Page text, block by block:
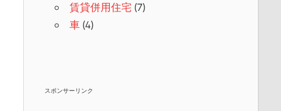
賃貸併用住宅 (7)
車(4)
スポンサーリンク